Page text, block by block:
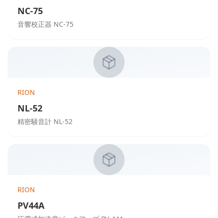
NC-75
音響校正器 NC-75
RION
NL-52
精密騒音計 NL-52
RION
PV44A